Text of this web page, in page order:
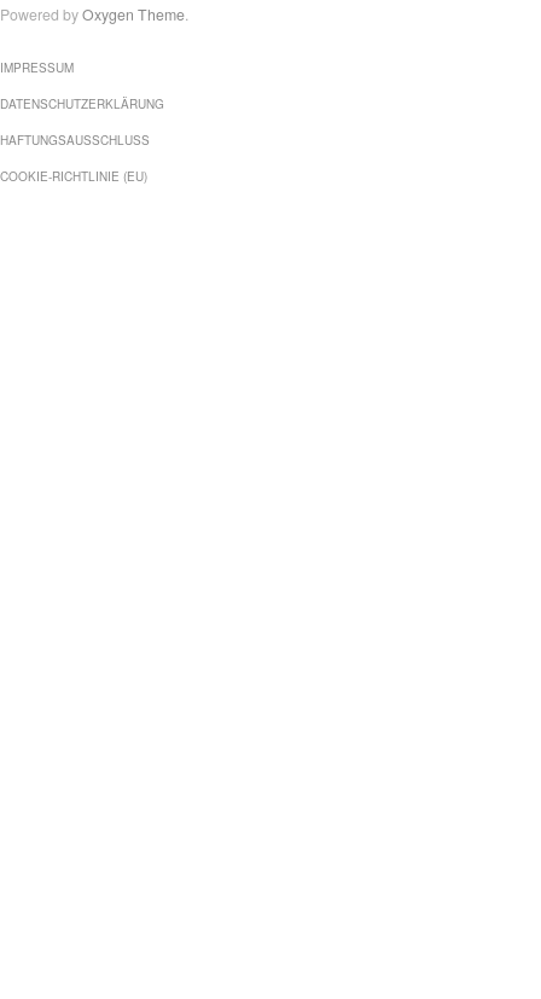
Powered byOxygen Theme.
IMPRESSUM
DATENSCHUTZERKLÄRUNG
HAFTUNGSAUSSCHLUSS
COOKIE-RICHTLINIE (EU)